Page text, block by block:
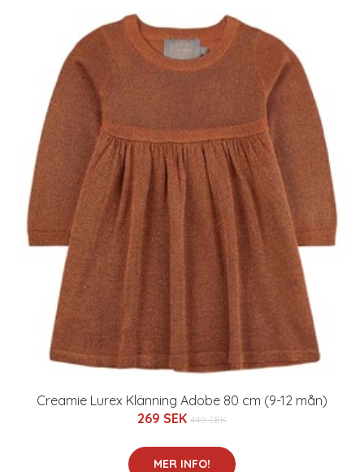
Creamie Lurex Klänning Adobe 80 cm (9-12 mån)
269 SEK 449 SEK
MER INFO!